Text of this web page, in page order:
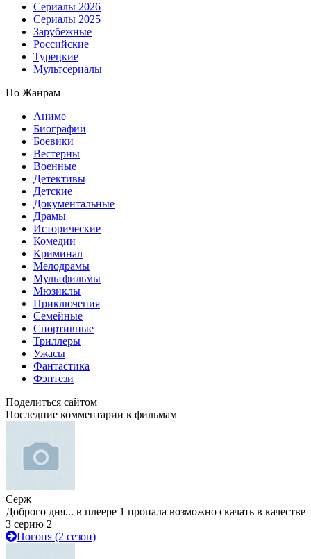
Сериалы 2026
Сериалы 2025
Зарубежные
Российские
Турецкие
Мультсериалы
По Жанрам
Аниме
Биографии
Боевики
Вестерны
Военные
Детективы
Детские
Документальные
Драмы
Исторические
Комедии
Криминал
Мелодрамы
Мультфильмы
Мюзиклы
Приключения
Семейные
Спортивные
Триллеры
Ужасы
Фантастика
Фэнтези
Поделиться сайтом
Последние комментарии к фильмам
Серж
Доброго дня... в плеере 1 пропала возможно скачать в качестве
3 серию 2
Погоня (2 сезон)